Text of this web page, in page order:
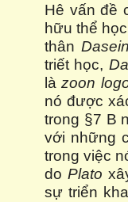
Hê vấn đề
hữu thể
thân
triết học,
làzoon
nó được
trong §7 B
với những
trong việc
doPlato
sự triển